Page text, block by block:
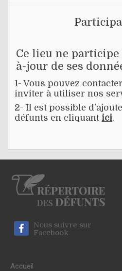
Ce lieu ne participe
à-jour de ses
1- Vous pouvez
inviter à utiliser nos
2- Il est possible
défunts en cliquant ici.
Nous suivre sur
Facebook
Accueil